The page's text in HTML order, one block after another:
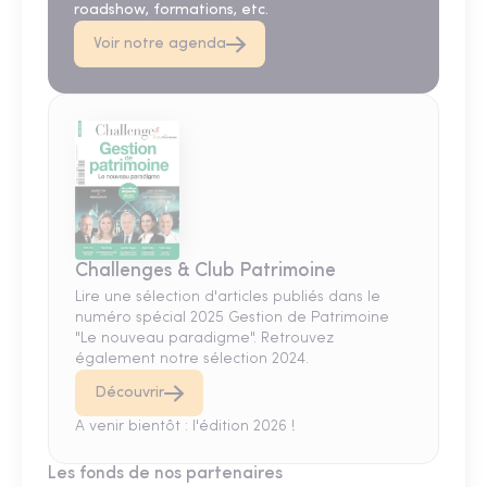
roadshow, formations, etc.
Voir notre agenda
Challenges & Club Patrimoine
Lire une sélection d'articles publiés dans le
numéro spécial 2025 Gestion de Patrimoine
"Le nouveau paradigme". Retrouvez
également notre sélection 2024.
Découvrir
A venir bientôt : l'édition 2026 !
Les fonds de nos partenaires